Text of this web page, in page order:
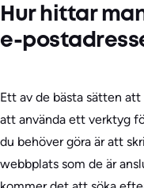
Hur hittar
e-
Ett av de bästa sätten
att använda ett verktyg
du behöver göra är att
webbplats som de är